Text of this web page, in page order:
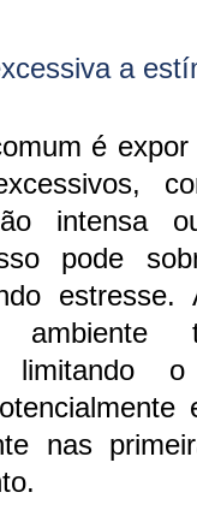
a
é
intensa
pode
limitando
nas